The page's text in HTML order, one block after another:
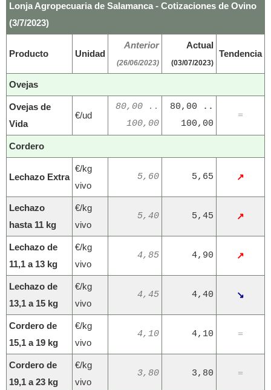
Lonja Agropecuaria de Salamanca - Cotizaciones de Ovino
(3/7/2023)
Producto Unidad
Anterior
(26/06/2023)
Actual
(03/07/2023)
Tendencia
Ovejas
Ovejas de
Vida
€/ud
80,00 ..
100,00
80,00 ..
100,00
=
Cordero
Lechazo Extra
€/kg
vivo
5,60 5,65 ↗
Lechazo
hasta 11 kg
€/kg
vivo
5,40 5,45 ↗
Lechazo de
11,1 a 13 kg
€/kg
vivo
4,85 4,90 ↗
Lechazo de
13,1 a 15 kg
€/kg
vivo
4,45 4,40 ↘
Cordero de
15,1 a 19 kg
€/kg
vivo
4,10 4,10 =
Cordero de
19,1 a 23 kg
€/kg
vivo
3,80 3,80 =